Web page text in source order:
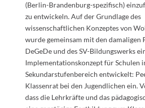
(Berlin-Brandenburg-spezifisch)
zu entwickeln. Auf der Grundlage des
wissenschaftlichen Konzeptes von
wurde gemeinsam mit den damaligen
DeGeDe und des SV-Bildungswerks
Implementationskonzept für Schulen
Sekundarstufenbereich entwickelt:
Klassenrat bei den Jugendlichen ein.
dass die Lehrkräfte und das